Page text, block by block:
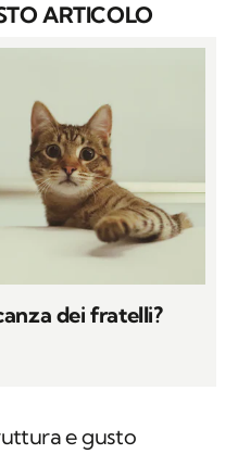
ARTICOLO
dei fratelli?
e gusto